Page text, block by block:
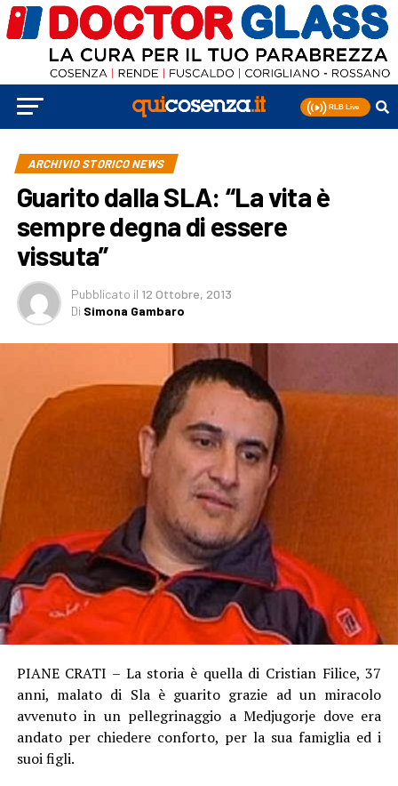
ARCHIVIO STORICO NEWS
Guarito dalla SLA: “La vita è
sempre degna di essere
vissuta”
Pubblicato il 12 Ottobre, 2013
Di Simona Gambaro
PIANE CRATI – La storia è quella di Cristian Filice, 37
anni, malato di Sla è guarito grazie ad un miracolo
avvenuto in un pellegrinaggio a Medjugorje dove era
andato per chiedere conforto, per la sua famiglia ed i
suoi figli.